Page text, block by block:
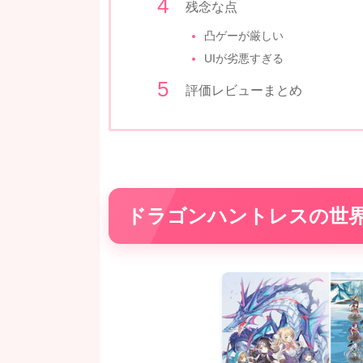
残念な点
凸ゲーが厳しい
UIが劣悪すぎる
評価レビューまとめ
ドラゴンハントレスの世